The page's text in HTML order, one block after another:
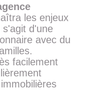
les enjeux
s'agit d'une
avec du
facilement